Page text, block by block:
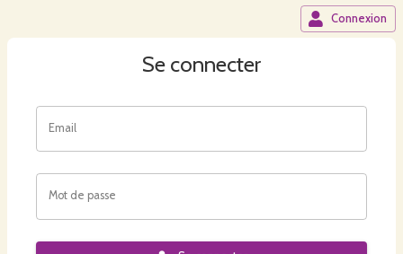
Connexion
Se connecter
Email
Mot de passe